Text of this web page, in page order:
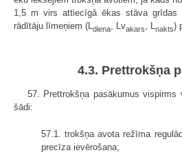
1,5 m virs attiecīgā ēkas stāva grīdas
rādītāju līmeņiem (Ldiena, Lvakars, Lnakts)
4.3. Prettrokšņa
57. Prettrokšņa pasākumus
šādi:
57.1. trokšņa avota režīma
precīza ievērošana;